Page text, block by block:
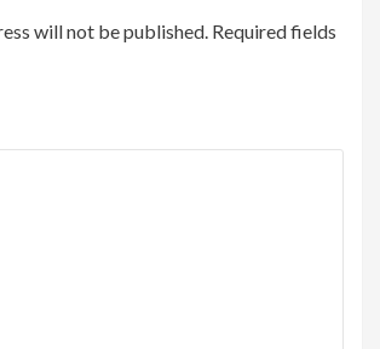
will not be published. Required fields